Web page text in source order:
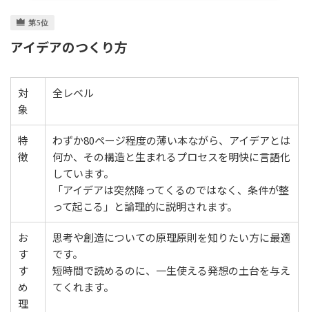
アイデアのつくり方
対
象
全レベル
特
徴
わずか80ページ程度の薄い本ながら、アイデアとは
何か、その構造と生まれるプロセスを明快に言語化
しています。
「アイデアは突然降ってくるのではなく、条件が整
って起こる」と論理的に説明されます。
お
す
す
め
理
思考や創造についての原理原則を知りたい方に最適
です。
短時間で読めるのに、一生使える発想の土台を与え
てくれます。